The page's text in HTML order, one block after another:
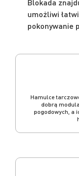
Blokada
umożliwi
pokonywanie
Hamulce
dobrą
pogodowych, a